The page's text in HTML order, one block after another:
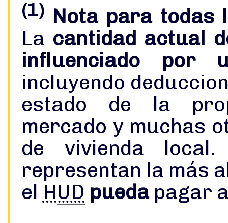
(1)Nota para todas
La cantidad actual
influenciado por
incluyendo
estado de la
mercado y muchas
de vivienda local. Las figuras de
representan la más alta cantidad de dólares que
el HUD puedapagar